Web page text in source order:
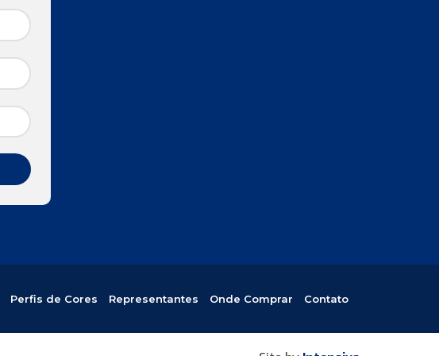
Perfis de Cores Representantes Onde Comprar Contato